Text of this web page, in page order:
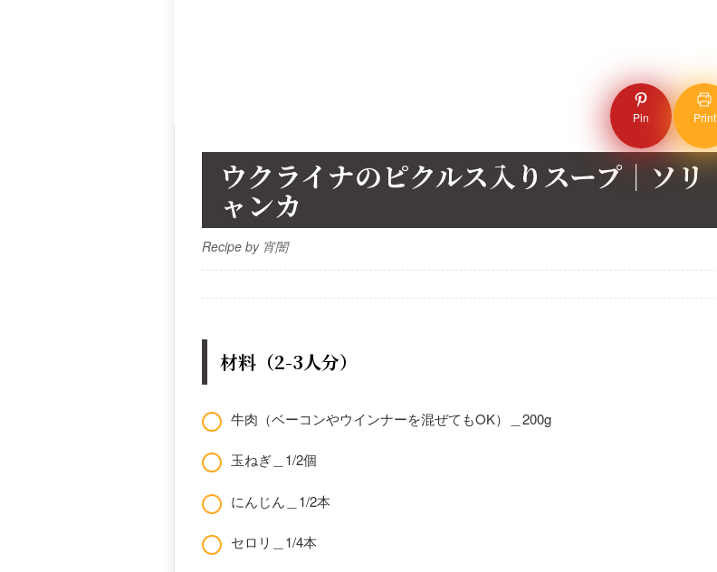
Pin Print
ウクライナのピクルス入りスープ｜ソリ
ャンカ
Recipe by 宵闇
材料（2-3人分）
牛肉（ベーコンやウインナーを混ぜてもOK）＿200g
玉ねぎ＿1/2個
にんじん＿1/2本
セロリ＿1/4本